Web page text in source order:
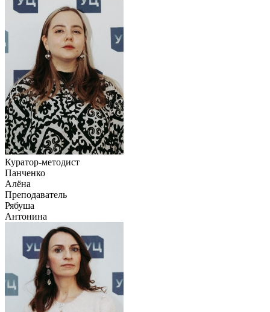
Куратор-методист
Панченко
Алёна
Преподаватель
Рябуша
Антонина